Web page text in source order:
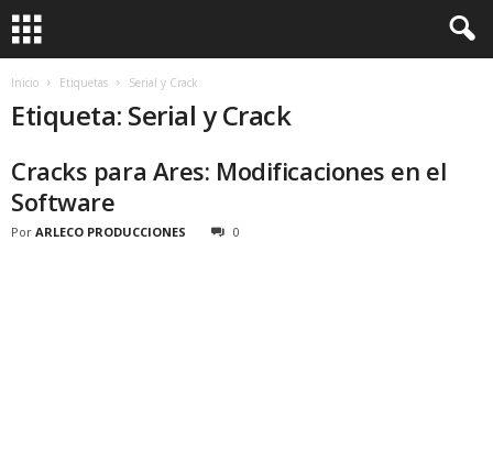
Inicio Etiquetas Serial y Crack
Etiqueta: Serial y Crack
Cracks para Ares: Modificaciones en el
Software
Por ARLECO PRODUCCIONES 0